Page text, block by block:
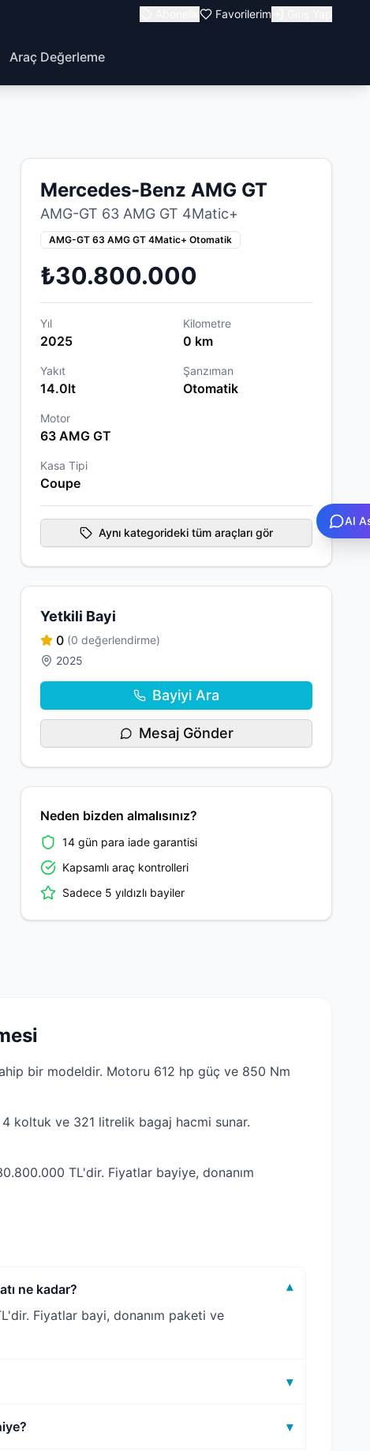
Favorilerim
Araç Değerleme
Mercedes-Benz AMG GT
AMG-GT 63 AMG GT 4Matic+
AMG-GT 63 AMG GT 4Matic+ Otomatik
₺30.800.000
Yıl
2025
Kilometre
0 km
Yakıt
14.0lt
Şanzıman
Otomatik
Motor
63 AMG GT
Kasa Tipi
Coupe
Aynı kategorideki tüm araçları gör
Yetkili Bayi
0 (0 değerlendirme)
2025
Bayiyi Ara
Mesaj Gönder
Neden bizden almalısınız?
14 gün para iade garantisi
Kapsamlı araç kontrolleri
Sadece 5 yıldızlı bayiler
bir modeldir. Motoru 612 hp güç ve 850 Nm
koltuk ve 321 litrelik bagaj hacmi sunar.
TL'dir. Fiyatlar bayiye, donanım
ne kadar?
▾
Fiyatlar bayi, donanım paketi ve
▾
▾
AI